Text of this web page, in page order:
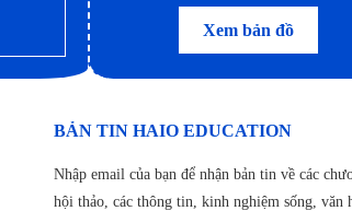
Xem bản đồ
BẢN TIN HAIO EDUCATION
Nhập email của bạn để nhận bản tin về các
hội thảo, các thông tin, kinh nghiệm sống, văn